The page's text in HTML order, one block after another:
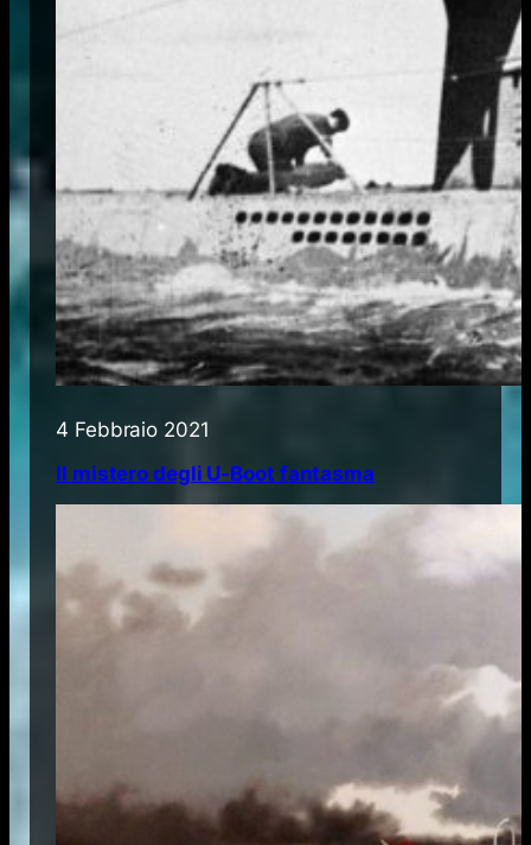
4 Febbraio 2021
Il mistero degli U-Boot fantasma